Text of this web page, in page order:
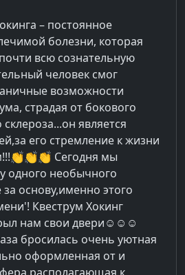
– постоянное
болезни, которая
всю сознательную
человек смог
возможности
страдая от бокового
является
его стремление к жизни
Сегодня мы
одного необычного
основу,именно этого
Квеструм Хокинг
нам свои двери☺️☺️☺️
бросилась очень уютная
оформленная от и
к